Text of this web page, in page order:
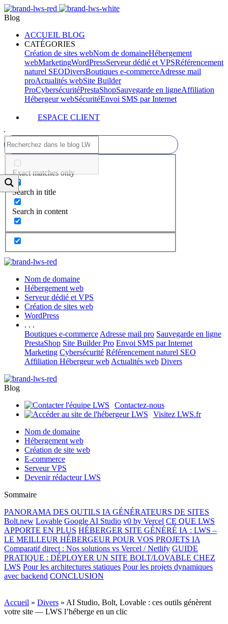
Blog
ACCUEIL BLOG
CATÉGORIES
Création de sites webNom de domaineHébergement
webMarketingWordPressServeur dédié et VPSRéférencement
naturel SEODiversBoutiques e-commerceAdresse mail
proActualités webSite Builder
ProCybersécuritéPrestaShopSauvegarde en ligneAffiliation
Hébergeur webSécuritéEnvoi SMS par Internet
ESPACE CLIENT
Exact matches only
Search in title
Search in content
Nom de domaine
Hébergement web
Serveur dédié et VPS
Création de sites web
WordPress
. . .
Boutiques e-commerce Adresse mail pro Sauvegarde en ligne
PrestaShop Site Builder Pro Envoi SMS par Internet
Marketing Cybersécurité Référencement naturel SEO
Affiliation Hébergeur web Actualités web Divers
Blog
Contactez-nous
Visitez LWS.fr
Nom de domaine
Hébergement web
Création de site web
E-commerce
Serveur VPS
Devenir rédacteur LWS
Sommaire
PANORAMA DES OUTILS IA GÉNÉRATEURS DE SITES
Bolt.new Lovable Google AI Studio v0 by Vercel CE QUE LWS
APPORTE EN PLUS HÉBERGER SITE GÉNÉRÉ IA : LWS –
LE MEILLEUR HÉBERGEUR POUR VOS PROJETS IA
Comparatif direct : Nos solutions vs Vercel / Netlify GUIDE
PRATIQUE : DÉPLOYER UN SITE BOLT/LOVABLE CHEZ
LWS Pour les architectures statiques Pour les projets dynamiques
avec backend CONCLUSION
Accueil » Divers » AI Studio, Bolt, Lovable : ces outils génèrent
votre site — LWS l’héberge en un clic